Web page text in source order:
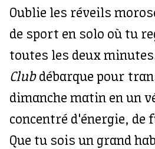
Oublie les réveils
de sport en solo où tu
toutes les deux
Clubdébarque pour
dimanche matin en un
concentré d'énergie, de
Que tu sois un grand